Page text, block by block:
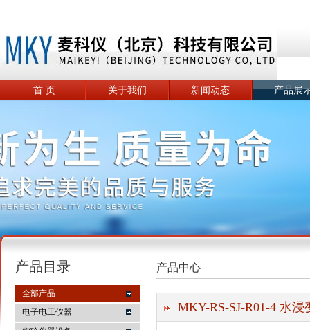
首 页 关于我们 新闻动态 产品展
产品目录
全部产品
电子电工仪器
产品中心
MKY-RS-SJ-R01-4 水浸